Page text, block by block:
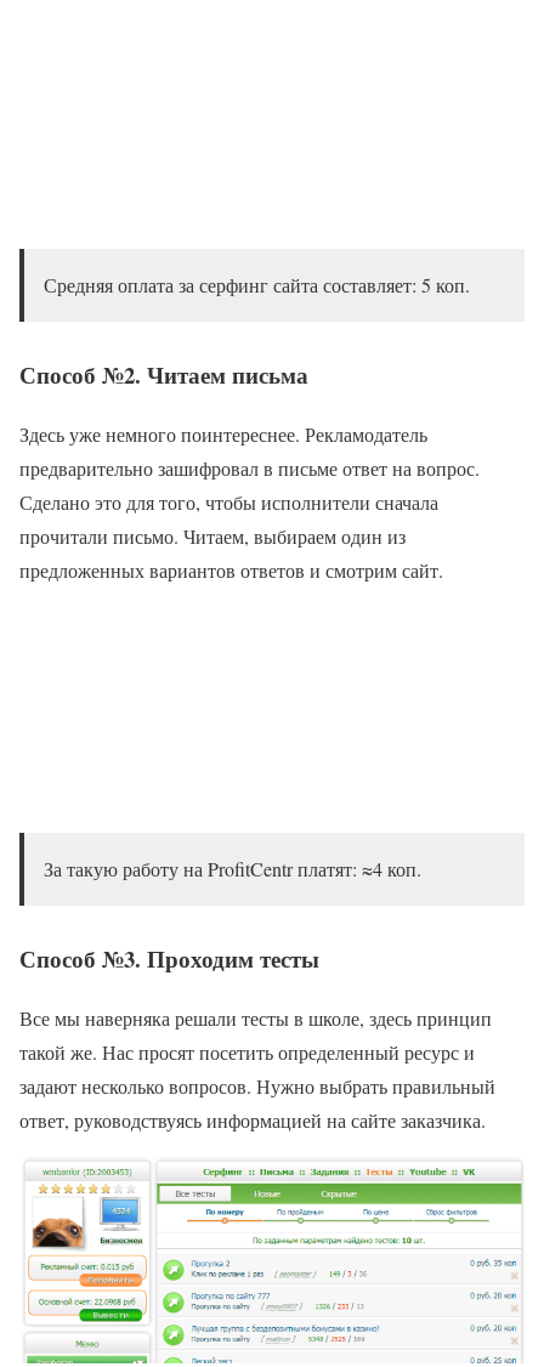
Средняя оплата за серфинг сайта составляет: 5 коп.
Способ №2. Читаем письма
Здесь уже немного поинтереснее. Рекламодатель
предварительно зашифровал в письме ответ на вопрос.
Сделано это для того, чтобы исполнители сначала
прочитали письмо. Читаем, выбираем один из
предложенных вариантов ответов и смотрим сайт.
За такую работу на ProfitCentr платят: ≈4 коп.
Способ №3. Проходим тесты
Все мы наверняка решали тесты в школе, здесь принцип
такой же. Нас просят посетить определенный ресурс и
задают несколько вопросов. Нужно выбрать правильный
ответ, руководствуясь информацией на сайте заказчика.